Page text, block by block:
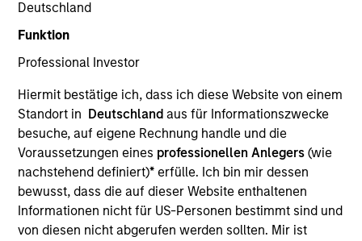
Deutschland
Funktion
Professional Investor
Hiermit bestätige ich, dass ich diese Website von einem
Standort in Deutschland aus für Informationszwecke
besuche, auf eigene Rechnung handle und die
Voraussetzungen eines professionellen Anlegers(wie
nachstehend definiert)* erfülle. Ich bin mir dessen
bewusst, dass die auf dieser Website enthaltenen
Informationen nicht für US-Personen bestimmt sind und
von diesen nicht abgerufen werden sollten. Mir ist
COUNTRY
United States
Invested on
Feb 2012
Transaction Type
First Institutional